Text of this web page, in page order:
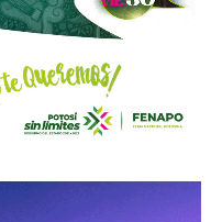
de estas mismas
las señales que
están mal pintadas,
por árboles
que criticaron al
(como si eso no fuera pan
sus post con un